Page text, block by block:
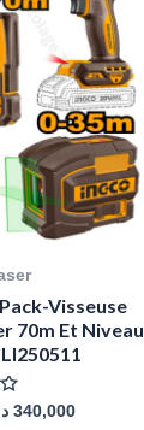
Visseuse
70m Et Niveau
340,000